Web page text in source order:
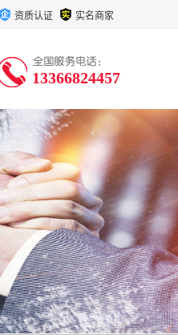
资质认证 实名商家
13366824457